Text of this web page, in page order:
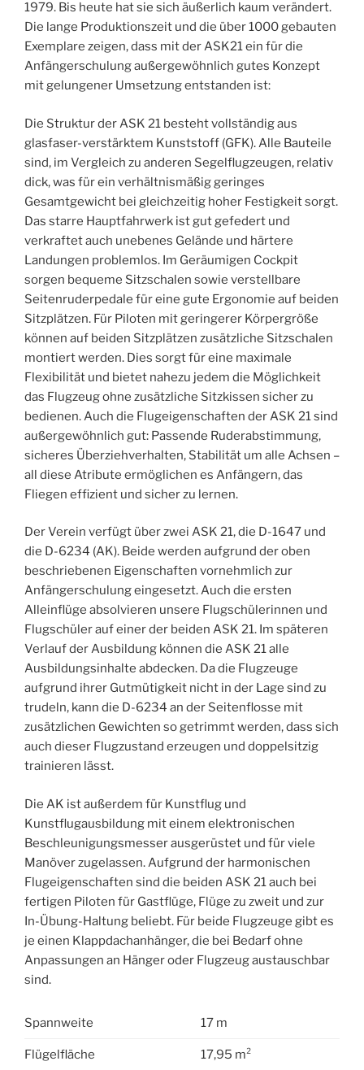
1979. Bis heute hat sie sich äußerlich kaum verändert.
Die lange Produktionszeit und die über 1000 gebauten
Exemplare zeigen, dass mit der ASK21 ein für die
Anfängerschulung außergewöhnlich gutes Konzept
mit gelungener Umsetzung entstanden ist:
Die Struktur der ASK 21 besteht vollständig aus
glasfaser-verstärktem Kunststoff (GFK). Alle Bauteile
sind, im Vergleich zu anderen Segelflugzeugen, relativ
dick, was für ein verhältnismäßig geringes
Gesamtgewicht bei gleichzeitig hoher Festigkeit sorgt.
Das starre Hauptfahrwerk ist gut gefedert und
verkraftet auch unebenes Gelände und härtere
Landungen problemlos. Im Geräumigen Cockpit
sorgen bequeme Sitzschalen sowie verstellbare
Seitenruderpedale für eine gute Ergonomie auf beiden
Sitzplätzen. Für Piloten mit geringerer Körpergröße
können auf beiden Sitzplätzen zusätzliche Sitzschalen
montiert werden. Dies sorgt für eine maximale
Flexibilität und bietet nahezu jedem die Möglichkeit
das Flugzeug ohne zusätzliche Sitzkissen sicher zu
bedienen. Auch die Flugeigenschaften der ASK 21 sind
außergewöhnlich gut: Passende Ruderabstimmung,
sicheres Überziehverhalten, Stabilität um alle Achsen –
all diese Atribute ermöglichen es Anfängern, das
Fliegen effizient und sicher zu lernen.
Der Verein verfügt über zwei ASK 21, die D-1647 und
die D-6234 (AK). Beide werden aufgrund der oben
beschriebenen Eigenschaften vornehmlich zur
Anfängerschulung eingesetzt. Auch die ersten
Alleinflüge absolvieren unsere Flugschülerinnen und
Flugschüler auf einer der beiden ASK 21. Im späteren
Verlauf der Ausbildung können die ASK 21 alle
Ausbildungsinhalte abdecken. Da die Flugzeuge
aufgrund ihrer Gutmütigkeit nicht in der Lage sind zu
trudeln, kann die D-6234 an der Seitenflosse mit
zusätzlichen Gewichten so getrimmt werden, dass sich
auch dieser Flugzustand erzeugen und doppelsitzig
trainieren lässt.
Die AK ist außerdem für Kunstflug und
Kunstflugausbildung mit einem elektronischen
Beschleunigungsmesser ausgerüstet und für viele
Manöver zugelassen. Aufgrund der harmonischen
Flugeigenschaften sind die beiden ASK 21 auch bei
fertigen Piloten für Gastflüge, Flüge zu zweit und zur
In-Übung-Haltung beliebt. Für beide Flugzeuge gibt es
je einen Klappdachanhänger, die bei Bedarf ohne
Anpassungen an Hänger oder Flugzeug austauschbar
sind.
Spannweite 17 m
Flügelfläche 17,95 m²